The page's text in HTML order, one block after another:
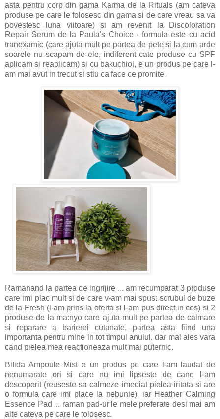
asta pentru corp din gama Karma de la Rituals (am cateva
produse pe care le folosesc din gama si de care vreau sa va
povestesc luna viitoare) si am revenit la Discoloration
Repair Serum de la Paula's Choice - formula este cu acid
tranexamic (care ajuta mult pe partea de pete si la cum arde
soarele nu scapam de ele, indiferent cate produse cu SPF
aplicam si reaplicam) si cu bakuchiol, e un produs pe care l-
am mai avut in trecut si stiu ca face ce promite.
Ramanand la partea de ingrijire ... am recumparat 3 produse
care imi plac mult si de care v-am mai spus: scrubul de buze
de la Fresh (l-am prins la oferta si l-am pus direct in cos) si 2
produse de la ma:nyo care ajuta mult pe partea de calmare
si reparare a barierei cutanate, partea asta fiind una
importanta pentru mine in tot timpul anului, dar mai ales vara
cand pielea mea reactioneaza mult mai puternic.
Bifida Ampoule Mist e un produs pe care l-am laudat de
nenumarate ori si care nu imi lipseste de cand l-am
descoperit (reuseste sa calmeze imediat pielea iritata si are
o formula care imi place la nebunie), iar Heather Calming
Essence Pad ... raman pad-urile mele preferate desi mai am
alte cateva pe care le folosesc.